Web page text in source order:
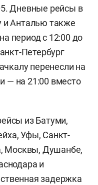
Дневные рейсы в
и Анталью также
период с 12:00 до
Петербург
перенесли на
— на 21:00 вместо
из Батуми,
Уфы, Санкт-
Москвы, Душанбе,
и
задержка